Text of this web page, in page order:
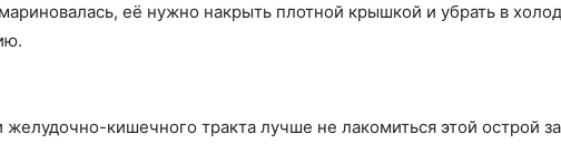
её нужно накрыть плотной крышкой и убрать в
кишечного тракта лучше не лакомиться этой острой